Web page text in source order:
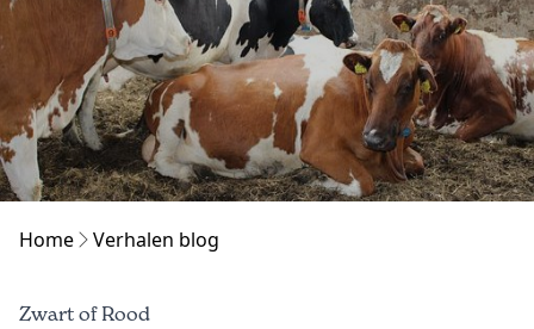
Home Verhalen blog
Zwart of Rood